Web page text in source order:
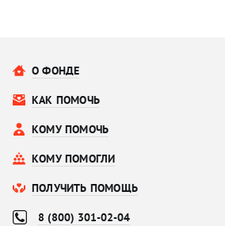
О ФОНДЕ
КАК ПОМОЧЬ
КОМУ ПОМОЧЬ
КОМУ ПОМОГЛИ
ПОЛУЧИТЬ ПОМОЩЬ
8 (800) 301-02-04